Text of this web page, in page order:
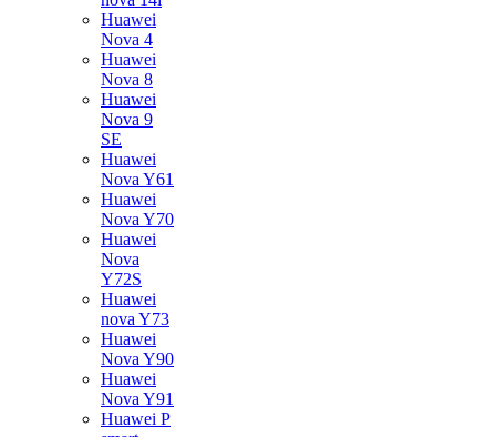
Huawei
Nova 4
Huawei
Nova 8
Huawei
Nova 9
SE
Huawei
Nova Y61
Huawei
Nova Y70
Huawei
Nova
Y72S
Huawei
nova Y73
Huawei
Nova Y90
Huawei
Nova Y91
Huawei P